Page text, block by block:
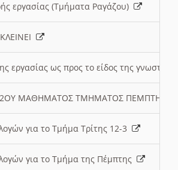
εργασίας (Τμήματα Ραγάζου)
εργασίας ως προς το είδος της
2ΟΥ ΜΑΘΗΜΑΤΟΣ ΤΜΗΜΑΤΟΣ
για το Τμήμα Τρίτης 12-3
για το Τμήμα της Πέμπτης